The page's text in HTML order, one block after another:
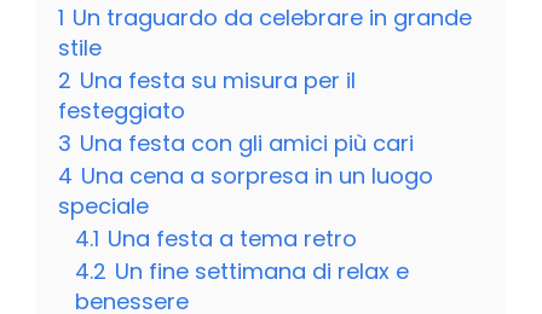
1 Un traguardo da celebrare in grande
stile
2 Una festa su misura per il
festeggiato
3 Una festa con gli amici più cari
4 Una cena a sorpresa in un luogo
speciale
4.1 Una festa a tema retro
4.2 Un fine settimana di relax e
benessere